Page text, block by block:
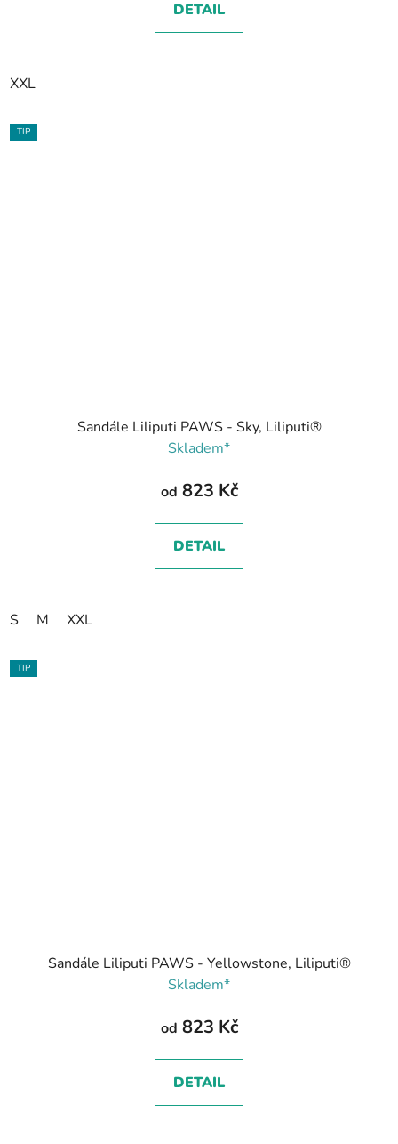
DETAIL
XXL
TIP
Sandále Liliputi PAWS - Sky, Liliputi®
Skladem*
od 823 Kč
DETAIL
S M XXL
TIP
Sandále Liliputi PAWS - Yellowstone, Liliputi®
Skladem*
od 823 Kč
DETAIL